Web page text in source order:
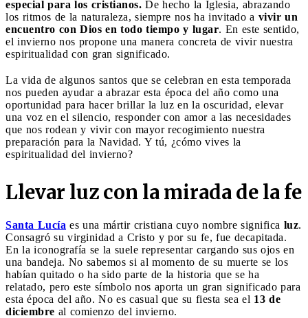
especial para los cristianos. De hecho la Iglesia, abrazando
los ritmos de la naturaleza, siempre nos ha invitado a vivir un
encuentro con Dios en todo tiempo y lugar. En este sentido,
el invierno nos propone una manera concreta de vivir nuestra
espiritualidad con gran significado.
La vida de algunos santos que se celebran en esta temporada
nos pueden ayudar a abrazar esta época del año como una
oportunidad para hacer brillar la luz en la oscuridad, elevar
una voz en el silencio, responder con amor a las necesidades
que nos rodean y vivir con mayor recogimiento nuestra
preparación para la Navidad. Y tú, ¿cómo vives la
espiritualidad del invierno?
Llevar luz con la mirada de la fe
Santa Lucía es una mártir cristiana cuyo nombre significa luz.
Consagró su virginidad a Cristo y por su fe, fue decapitada.
En la iconografía se la suele representar cargando sus ojos en
una bandeja. No sabemos si al momento de su muerte se los
habían quitado o ha sido parte de la historia que se ha
relatado, pero este símbolo nos aporta un gran significado para
esta época del año. No es casual que su fiesta sea el 13 de
diciembre al comienzo del invierno.